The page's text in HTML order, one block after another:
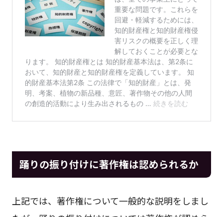
踊りの振り付けに著作権は認められるか
上記では、著作権について一般的な説明をしまし